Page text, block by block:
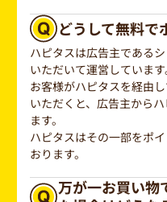
どうして無料で
ハピタスは広告主である
いただいて運営しています
お客様がハピタスを経由
いただくと、広告主から
ます。
ハピタスはその一部をポ
おります。
万が一お買い物